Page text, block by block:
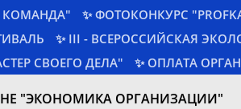
КОМАНДА"
✨ ФОТОКОНКУРС
✨ III - ВСЕРОССИЙСКАЯ
СВОЕГО ДЕЛА"
✨ ОПЛАТА
"ЭКОНОМИКА ОРГАНИЗАЦИИ"